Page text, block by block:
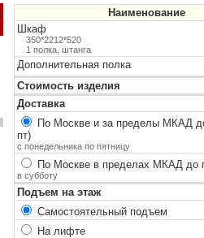
Наименование
Шкаф
350*2212*520
1 полка, штанга
Дополнительная полка
Стоимость изделия
Доставка
По Москве и за пределы МКАД
пт)
с понедельника по пятницу
По Москве в пределах МКАД до
в субботу
Подъем на этаж
Самостоятельный подъем
На лифте